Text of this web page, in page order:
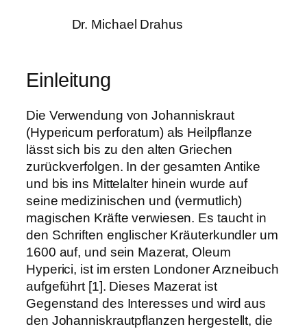
Dr. Michael Drahus
Einleitung
Die Verwendung von Johanniskraut
(Hypericum perforatum) als Heilpflanze
lässt sich bis zu den alten Griechen
zurückverfolgen. In der gesamten Antike
und bis ins Mittelalter hinein wurde auf
seine medizinischen und (vermutlich)
magischen Kräfte verwiesen. Es taucht in
den Schriften englischer Kräuterkundler um
1600 auf, und sein Mazerat, Oleum
Hyperici, ist im ersten Londoner Arzneibuch
aufgeführt [1]. Dieses Mazerat ist
Gegenstand des Interesses und wird aus
den Johanniskrautpflanzen hergestellt, die